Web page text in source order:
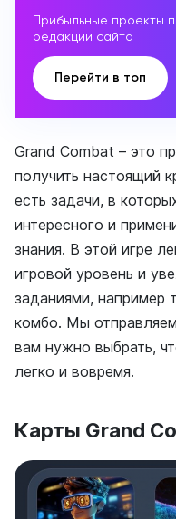
Прибыльные проекты
редакции сайта
Перейти в топ
Grand Combat – это
получить настоящий
есть задачи, в
интересного и
знания. В этой игре
игровой уровень и
заданиями, например
комбо. Мы
вам нужно выбрать,
легко и вовремя.
Карты Grand